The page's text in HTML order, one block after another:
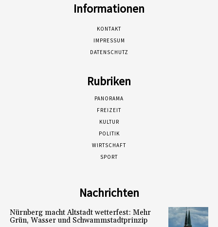
Informationen
KONTAKT
IMPRESSUM
DATENSCHUTZ
Rubriken
PANORAMA
FREIZEIT
KULTUR
POLITIK
WIRTSCHAFT
SPORT
Nachrichten
Nürnberg macht Altstadt wetterfest: Mehr
Grün, Wasser und Schwammstadtprinzip